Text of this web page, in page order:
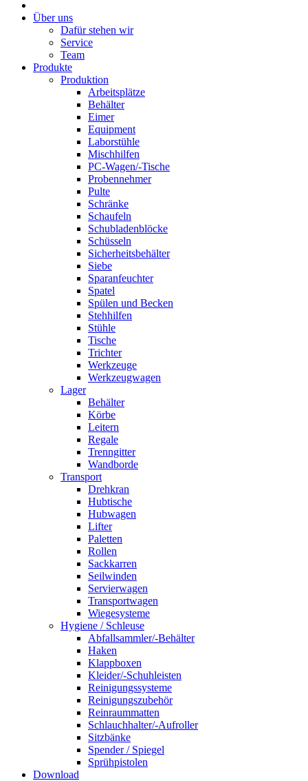
Über uns
Dafür stehen wir
Service
Team
Produkte
Produktion
Arbeitsplätze
Behälter
Eimer
Equipment
Laborstühle
Mischhilfen
PC-Wagen/-Tische
Probennehmer
Pulte
Schränke
Schaufeln
Schubladenblöcke
Schüsseln
Sicherheitsbehälter
Siebe
Sparanfeuchter
Spatel
Spülen und Becken
Stehhilfen
Stühle
Tische
Trichter
Werkzeuge
Werkzeugwagen
Lager
Behälter
Körbe
Leitern
Regale
Trenngitter
Wandborde
Transport
Drehkran
Hubtische
Hubwagen
Lifter
Paletten
Rollen
Sackkarren
Seilwinden
Servierwagen
Transportwagen
Wiegesysteme
Hygiene / Schleuse
Abfallsammler/-Behälter
Haken
Klappboxen
Kleider/-Schuhleisten
Reinigungssysteme
Reinigungszubehör
Reinraummatten
Schlauchhalter/-Aufroller
Sitzbänke
Spender / Spiegel
Sprühpistolen
Download